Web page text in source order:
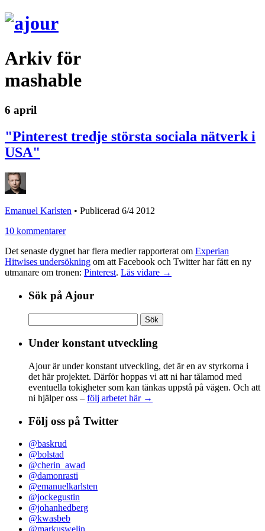
Arkiv för
mashable
6 april
"Pinterest tredje största sociala nätverk i
USA"
Emanuel Karlsten • Publicerad 6/4 2012
10 kommentarer
Det senaste dygnet har flera medier rapporterat om Experian
Hitwises undersökning om att Facebook och Twitter har fått en ny
utmanare om tronen: Pinterest. Läs vidare →
Sök på Ajour
efter:
Under konstant utveckling
Ajour är under konstant utveckling, det är en av styrkorna i
det här projektet. Därför hoppas vi att ni har tålamod med
eventuella tokigheter som kan tänkas uppstå på vägen. Och att
ni hjälper oss – följ arbetet här →
Följ oss på Twitter
@baskrud
@bolstad
@cherin_awad
@damonrasti
@emanuelkarlsten
@jockegustin
@johanhedberg
@kwasbeb